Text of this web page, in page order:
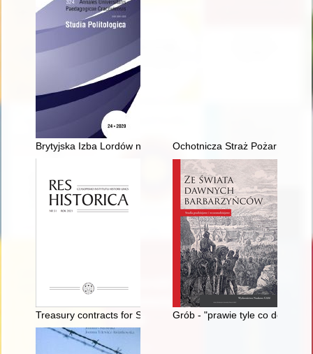
Brytyjska Izba Lordów na przełomie XIX i XX wieku : ewolucja
Ochotnicza Straż Pożarna
Treasury contracts for Sambor crown estate in the second
Grób - "prawie tyle co dom" :